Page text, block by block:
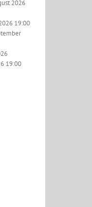
2026
19:00
19:00